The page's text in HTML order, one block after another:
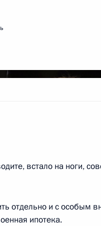
следующие материалы
Безопасности
встало на ноги,
отдельно и с особым
ипотека.